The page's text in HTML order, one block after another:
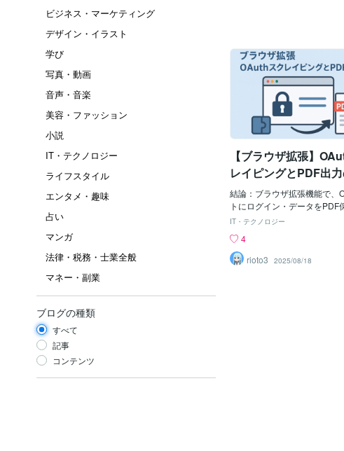
ビジネス・マーケティング
デザイン・イラスト
学び
写真・動画
音声・音楽
美容・ファッション
小説
IT・テクノロジー
ライフスタイル
エンタメ・趣味
占い
マンガ
法律・税務・士業全般
マネー・副業
ブログの種類
すべて
記事
コンテンツ
【ブラウザ拡張】
レイピングとPDF出
結論：ブラウザ拡張機能で、
トにログイン・データをPDF
可能。スクレイピングの技術
ラウザ拡張機能による可能性
ます。Outh認証が必要なサイ
アカウントでログインブラウ
IT・テクノロジー
4
rioto3
2025/08/18